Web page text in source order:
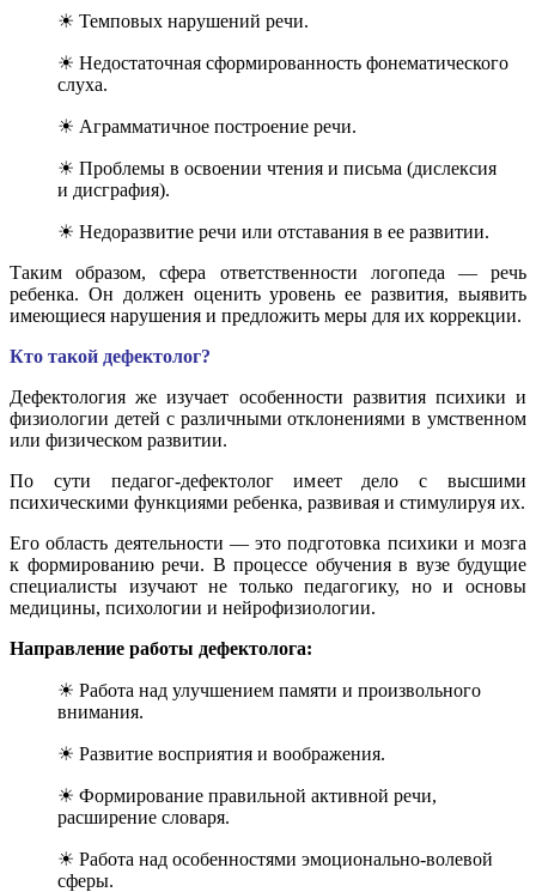
☀ Темповых нарушений речи.
☀ Недостаточная сформированность фонематического
слуха.
☀ Аграмматичное построение речи.
☀ Проблемы в освоении чтения и письма (дислексия
и дисграфия).
☀ Недоразвитие речи или отставания в ее развитии.
Таким образом, сфера ответственности логопеда — речь
ребенка. Он должен оценить уровень ее развития, выявить
имеющиеся нарушения и предложить меры для их коррекции.
Кто такой дефектолог?
Дефектология же изучает особенности развития психики и
физиологии детей с различными отклонениями в умственном
или физическом развитии.
По сути педагог-дефектолог имеет дело с высшими
психическими функциями ребенка, развивая и стимулируя их.
Его область деятельности — это подготовка психики и мозга
к формированию речи. В процессе обучения в вузе будущие
специалисты изучают не только педагогику, но и основы
медицины, психологии и нейрофизиологии.
Направление работы дефектолога:
☀ Работа над улучшением памяти и произвольного
внимания.
☀ Развитие восприятия и воображения.
☀ Формирование правильной активной речи,
расширение словаря.
☀ Работа над особенностями эмоционально-волевой
сферы.